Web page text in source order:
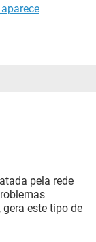
pela rede
este tipo de